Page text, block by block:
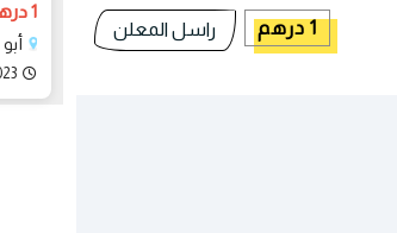
1 درهم راسل المعلن
1 درهم